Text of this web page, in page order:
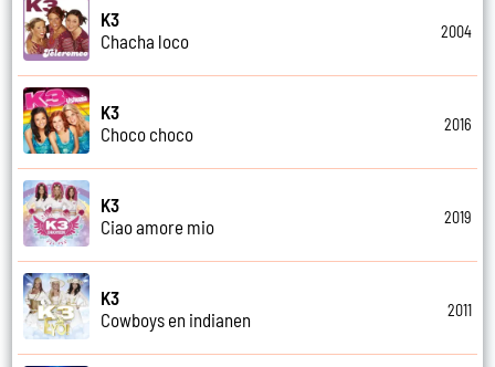
K3
Chacha loco
2004
K3
Choco choco
2016
K3
Ciao amore mio
2019
K3
Cowboys en indianen
2011